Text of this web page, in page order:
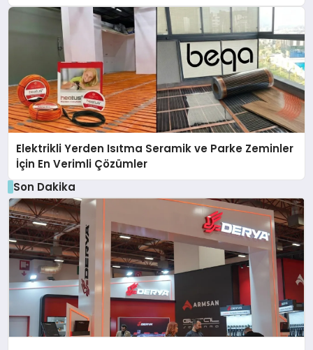
Elektrikli Yerden Isıtma Seramik ve Parke Zeminler
İçin En Verimli Çözümler
Son Dakika